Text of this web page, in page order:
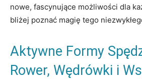
nowe, fascynujące możliwości dla
bliżej poznać magię tego
Aktywne Formy
Rower, Wędrówki i